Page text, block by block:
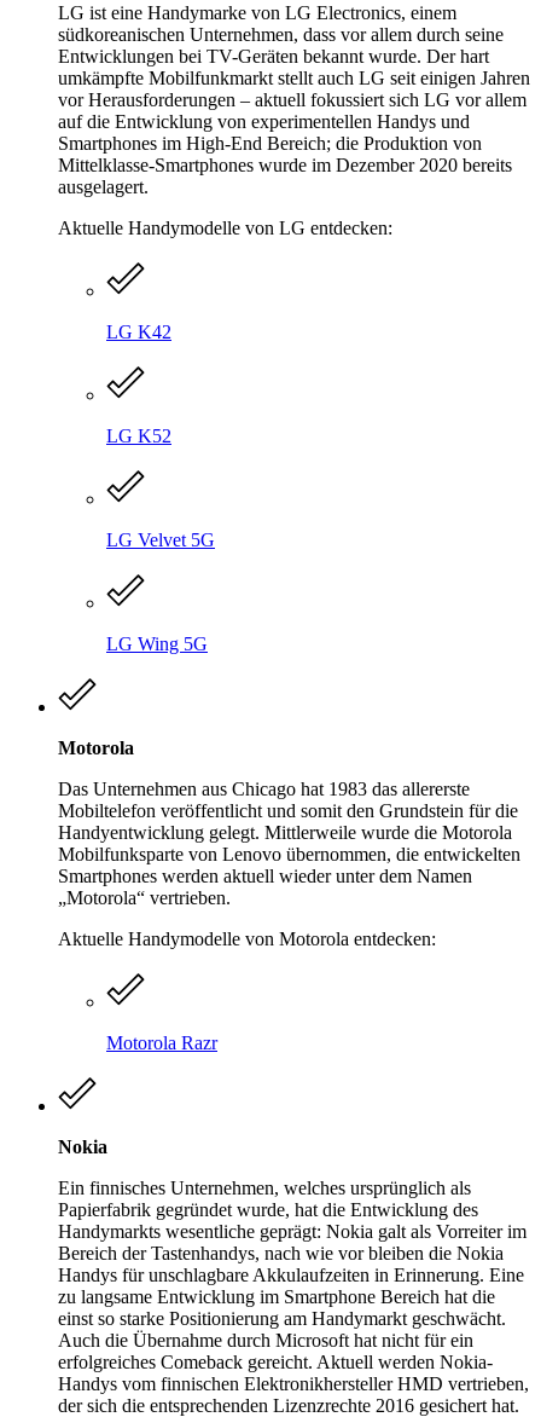
LG ist eine Handymarke von LG Electronics, einem
südkoreanischen Unternehmen, dass vor allem durch seine
Entwicklungen bei TV-Geräten bekannt wurde. Der hart
umkämpfte Mobilfunkmarkt stellt auch LG seit einigen Jahren
vor Herausforderungen – aktuell fokussiert sich LG vor allem
auf die Entwicklung von experimentellen Handys und
Smartphones im High-End Bereich; die Produktion von
Mittelklasse-Smartphones wurde im Dezember 2020 bereits
ausgelagert.
Aktuelle Handymodelle von LG entdecken:
LG K42
LG K52
LG Velvet 5G
LG Wing 5G
Motorola
Das Unternehmen aus Chicago hat 1983 das allererste
Mobiltelefon veröffentlicht und somit den Grundstein für die
Handyentwicklung gelegt. Mittlerweile wurde die Motorola
Mobilfunksparte von Lenovo übernommen, die entwickelten
Smartphones werden aktuell wieder unter dem Namen
„Motorola“ vertrieben.
Aktuelle Handymodelle von Motorola entdecken:
Motorola Razr
Nokia
Ein finnisches Unternehmen, welches ursprünglich als
Papierfabrik gegründet wurde, hat die Entwicklung des
Handymarkts wesentliche geprägt: Nokia galt als Vorreiter im
Bereich der Tastenhandys, nach wie vor bleiben die Nokia
Handys für unschlagbare Akkulaufzeiten in Erinnerung. Eine
zu langsame Entwicklung im Smartphone Bereich hat die
einst so starke Positionierung am Handymarkt geschwächt.
Auch die Übernahme durch Microsoft hat nicht für ein
erfolgreiches Comeback gereicht. Aktuell werden Nokia-
Handys vom finnischen Elektronikhersteller HMD vertrieben,
der sich die entsprechenden Lizenzrechte 2016 gesichert hat.